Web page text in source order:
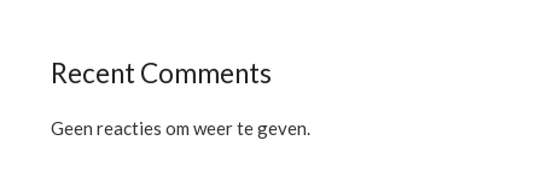
Recent Comments
Geen reacties om weer te geven.